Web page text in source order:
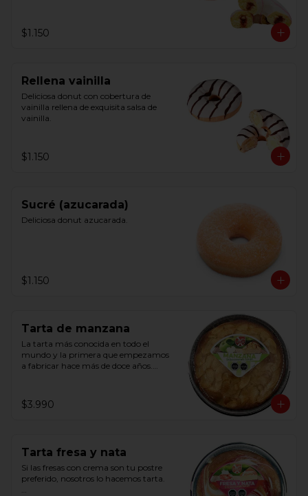
$1.150
Rellena vainilla
Deliciosa donut con cobertura de
vainilla rellena de exquisita salsa de
vainilla.
$1.150
Sucré (azucarada)
Deliciosa donut azucarada.
$1.150
Tarta de manzana
La tarta más conocida en todo el
mundo y la primera que empezamos
a fabricar hace más de doce años.
$3.990
Tarta fresa y nata
Si las fresas con crema son tu postre
preferido, nosotros lo hacemos tarta.